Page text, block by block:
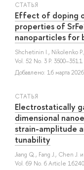
СТАТЬЯ
Effect of doping
properties of
nanoparticles for
Shchetinin I., Nikolenko P.,
Vol. 52 No. 3 P. 3500–3511
Добавлено: 16 марта 2026
СТАТЬЯ
Electrostatically
dimensional
strain-amplitude
tunability
Jiang Q., Fang J., Chen J.
Vol. 69 No. 6 Article